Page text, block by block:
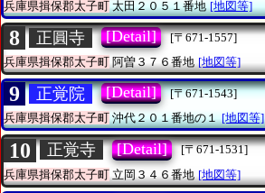
兵庫県揖保郡太子町太田２０５１番地 [地図等]
8 正圓寺 [Detail]
[〒671-1557]
兵庫県揖保郡太子町阿曽３７６番地 [地図等]
9 正覚院 [Detail]
[〒671-1543]
兵庫県揖保郡太子町沖代２０１番地の１ [地図等]
10 正覚寺 [Detail]
[〒671-1531]
兵庫県揖保郡太子町 立岡３４６番地 [地図等]